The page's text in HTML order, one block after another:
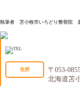
執筆者 苫小牧市いろどり整骨院
住所
〒053-
北海道苫